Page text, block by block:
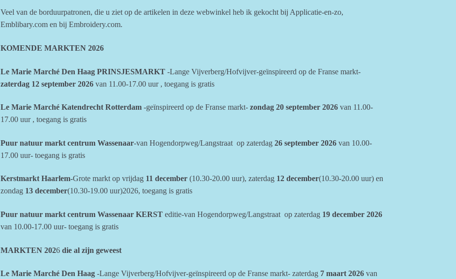
Veel van de borduurpatronen, die u ziet op de artikelen in deze webwinkel heb ik gekocht bij Applicatie-en-zo,
Emblibary.com en bij Embroidery.com.
KOMENDE MARKTEN 2026
Le Marie Marché Den Haag PRINSJESMARKT -Lange Vijverberg/Hofvijver-geïnspireerd op de Franse markt-
zaterdag 12 september 2026van 11.00-17.00 uur , toegang is gratis
Le Marie Marché Katendrecht Rotterdam -geïnspireerd op de Franse markt- zondag 20 september 2026 van 11.00-
17.00 uur , toegang is gratis
Puur natuur markt centrum Wassenaar-van Hogendorpweg/Langstraat op zaterdag26 september 2026van 10.00-
17.00 uur- toegang is gratis
Kerstmarkt Haarlem-Grote markt op vrijdag11 december (10.30-20.00 uur), zaterdag 12 december(10.30-20.00 uur) en
zondag 13 december(10.30-19.00 uur)2026, toegang is gratis
Puur natuur markt centrum Wassenaar KERSTeditie-van Hogendorpweg/Langstraat op zaterdag 19 december 2026
van 10.00-17.00 uur- toegang is gratis
MARKTEN 2026 die al zijn geweest
Le Marie Marché Den Haag -Lange Vijverberg/Hofvijver-geïnspireerd op de Franse markt- zaterdag 7 maart 2026van